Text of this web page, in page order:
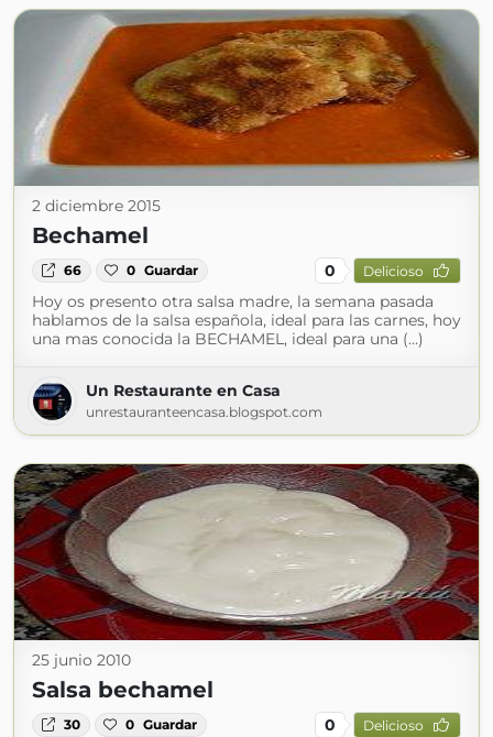
2 diciembre 2015
Bechamel
66 0 Guardar 0 Delicioso
Hoy os presento otra salsa madre, la semana pasada
hablamos de la salsa española, ideal para las carnes, hoy
una mas conocida la BECHAMEL, ideal para una (...)
Un Restaurante en Casa
unrestauranteencasa.blogspot.com
25 junio 2010
Salsa bechamel
30 0 Guardar 0 Delicioso